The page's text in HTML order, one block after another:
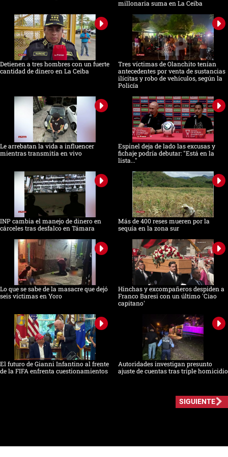
millonaria suma en La Ceiba
Detienen a tres hombres con un fuerte
cantidad de dinero en La Ceiba
Tres víctimas de Olanchito tenían
antecedentes por venta de sustancias
ilícitas y robo de vehículos, según la
Policía
Le arrebatan la vida a influencer
mientras transmitía en vivo
Espinel deja de lado las excusas y
fichaje podría debutar: "Está en la
lista..."
INP cambia el manejo de dinero en
cárceles tras desfalco en Támara
Más de 400 reses mueren por la
sequía en la zona sur
Lo que se sabe de la masacre que dejó
seis víctimas en Yoro
Hinchas y excompañeros despiden a
Franco Baresi con un último 'Ciao
capitano'
El futuro de Gianni Infantino al frente
de la FIFA enfrenta cuestionamientos
Autoridades investigan presunto
ajuste de cuentas tras triple homicidio
SIGUIENTE